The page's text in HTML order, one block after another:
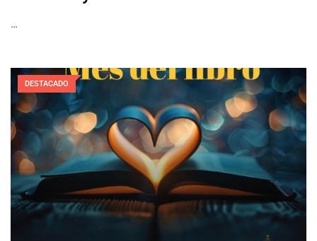
…
DESTACADO